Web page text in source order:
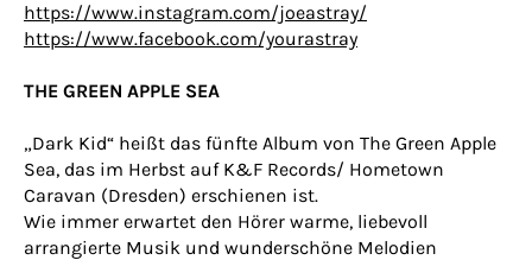
https://www.instagram.com/joeastray/
https://www.facebook.com/yourastray
THE GREEN APPLE SEA
„Dark Kid“ heißt das fünfte Album von The Green Apple
Sea, das im Herbst auf K&F Records/ Hometown
Caravan (Dresden) erschienen ist.
Wie immer erwartet den Hörer warme, liebevoll
arrangierte Musik und wunderschöne Melodien